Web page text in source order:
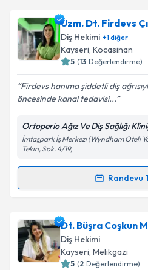
Uzm. Dt. Firdevs
Diş Hekimi +1diğer
Kayseri, Kocasinan
5 (13 Değerlendirme)
Firdevs hanıma şiddetli diş
öncesinde kanal tedavisi...
Ortoperio Ağız Ve Diş Sağlığı
İmtaşpark İş Merkezi (Wyndham Oteli
Tekin, Sok. 4/19,
Randevu
Randevu Takvimi
Uzm. Dt. Firdevs Çınar
oluşturun. Size bu
takvim hazırlandığında e-
Dt. Büşra Coşkun
Diş Hekimi
Kayseri, Melikgazi
5 (2 Değerlendirme)